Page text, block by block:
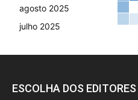
agosto 2025
julho 2025
ESCOLHA DOS EDITORES